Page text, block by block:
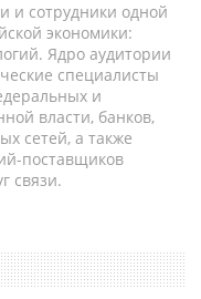
и сотрудники одной
экономики:
Ядро аудитории
специалисты
и
власти, банков,
сетей, а также
поставщиков
связи.